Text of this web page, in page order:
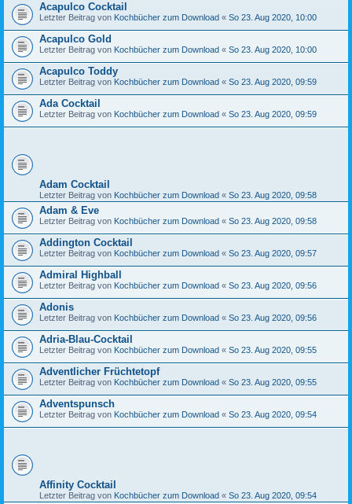
Acapulco Cocktail
Letzter Beitrag von Kochbücher zum Download « So 23. Aug 2020, 10:00
Acapulco Gold
Letzter Beitrag von Kochbücher zum Download « So 23. Aug 2020, 10:00
Acapulco Toddy
Letzter Beitrag von Kochbücher zum Download « So 23. Aug 2020, 09:59
Ada Cocktail
Letzter Beitrag von Kochbücher zum Download « So 23. Aug 2020, 09:59
Adam Cocktail
Letzter Beitrag von Kochbücher zum Download « So 23. Aug 2020, 09:58
Adam & Eve
Letzter Beitrag von Kochbücher zum Download « So 23. Aug 2020, 09:58
Addington Cocktail
Letzter Beitrag von Kochbücher zum Download « So 23. Aug 2020, 09:57
Admiral Highball
Letzter Beitrag von Kochbücher zum Download « So 23. Aug 2020, 09:56
Adonis
Letzter Beitrag von Kochbücher zum Download « So 23. Aug 2020, 09:56
Adria-Blau-Cocktail
Letzter Beitrag von Kochbücher zum Download « So 23. Aug 2020, 09:55
Adventlicher Früchtetopf
Letzter Beitrag von Kochbücher zum Download « So 23. Aug 2020, 09:55
Adventspunsch
Letzter Beitrag von Kochbücher zum Download « So 23. Aug 2020, 09:54
Affinity Cocktail
Letzter Beitrag von Kochbücher zum Download « So 23. Aug 2020, 09:54